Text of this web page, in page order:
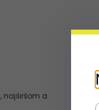
najširšom a